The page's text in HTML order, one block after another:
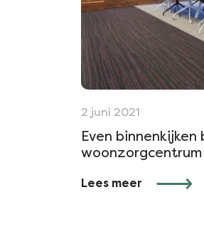
2 juni 2021
Even
Lees meer